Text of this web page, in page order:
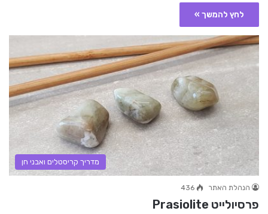
לחץ להמשך »
מדריך קריסטלים ואבני חן
הנהלת האתר 436
פרסיולייט Prasiolite